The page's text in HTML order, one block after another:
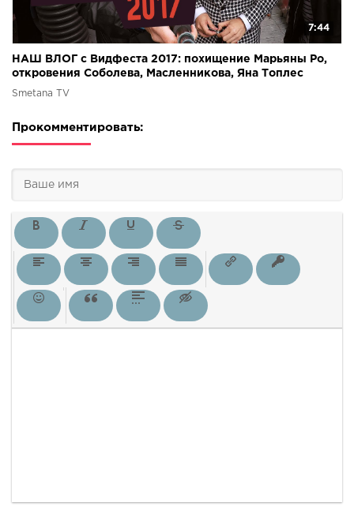
7:44
НАШ ВЛОГ с Видфеста 2017: похищение Марьяны Ро,
откровения Соболева, Масленникова, Яна Топлес
Smetana TV
Прокомментировать: